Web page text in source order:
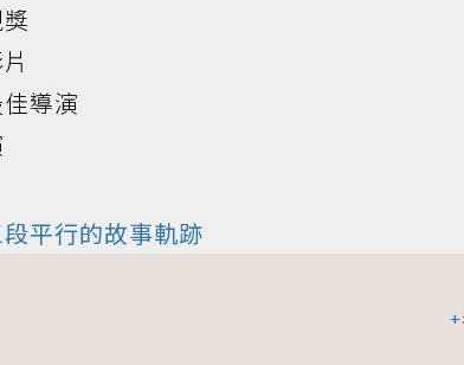
導演
平行的故事軌跡